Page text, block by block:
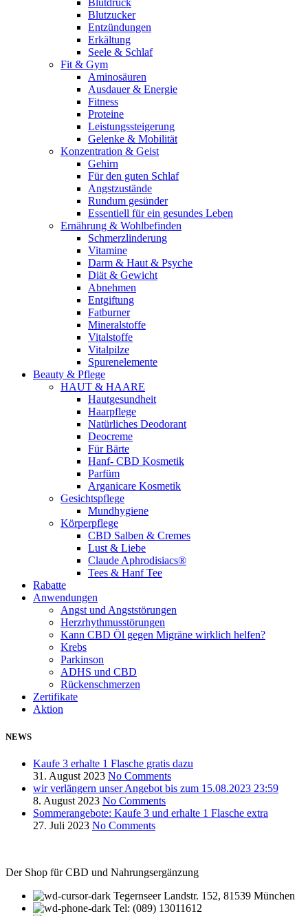
Blutdruck
Blutzucker
Entzündungen
Erkältung
Seele & Schlaf
Fit & Gym
Aminosäuren
Ausdauer & Energie
Fitness
Proteine
Leistungssteigerung
Gelenke & Mobilität
Konzentration & Geist
Gehirn
Für den guten Schlaf
Angstzustände
Rundum gesünder
Essentiell für ein gesundes Leben
Ernährung & Wohlbefinden
Schmerzlinderung
Vitamine
Darm & Haut & Psyche
Diät & Gewicht
Abnehmen
Entgiftung
Fatburner
Mineralstoffe
Vitalstoffe
Vitalpilze
Spurenelemente
Beauty & Pflege
HAUT & HAARE
Hautgesundheit
Haarpflege
Natürliches Deodorant
Deocreme
Für Bärte
Hanf- CBD Kosmetik
Parfüm
Arganicare Kosmetik
Gesichtspflege
Mundhygiene
Körperpflege
CBD Salben & Cremes
Lust & Liebe
Claude Aphrodisiacs®
Tees & Hanf Tee
Rabatte
Anwendungen
Angst und Angststörungen
Herzrhythmusstörungen
Kann CBD Öl gegen Migräne wirklich helfen?
Krebs
Parkinson
ADHS und CBD
Rückenschmerzen
Zertifikate
Aktion
NEWS
Kaufe 3 erhalte 1 Flasche gratis dazu
31. August 2023 No Comments
wir verlängern unser Angebot bis zum 15.08.2023 23:59
8. August 2023 No Comments
Sommerangebote: Kaufe 3 und erhalte 1 Flasche extra
27. Juli 2023 No Comments
Der Shop für CBD und Nahrungsergänzung
Tegernseer Landstr. 152, 81539 München
Tel: (089) 13011612